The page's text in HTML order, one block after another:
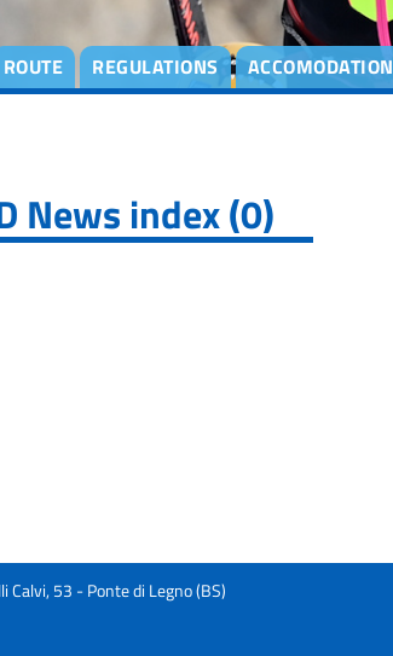
ROUTE REGULATIONS ACCOMODATION
News index (0)
Calvi, 53 - Ponte di Legno (BS)